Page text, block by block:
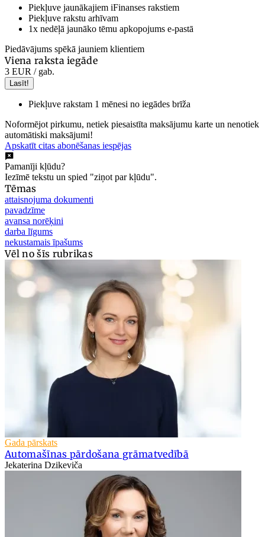
Piekļuve jaunākajiem iFinanses rakstiem
Piekļuve rakstu arhīvam
1x nedēļā jaunāko tēmu apkopojums e-pastā
Piedāvājums spēkā jauniem klientiem
Viena raksta iegāde
3 EUR / gab.
Lasīt!
Piekļuve rakstam 1 mēnesi no iegādes brīža
Noformējot pirkumu, netiek piesaistīta maksājumu karte un nenotiek
automātiski maksājumi!
Apskatīt citas abonēšanas iespējas
Pamanīji kļūdu?
Iezīmē tekstu un spied "ziņot par kļūdu".
Tēmas
attaisnojuma dokumenti
pavadzīme
avansa norēķini
darba līgums
nekustamais īpašums
Vēl no šīs rubrikas
Gada pārskats
Automašīnas pārdošana grāmatvedībā
Jekaterina Dzikeviča